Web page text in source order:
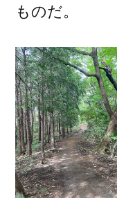
ものだ。